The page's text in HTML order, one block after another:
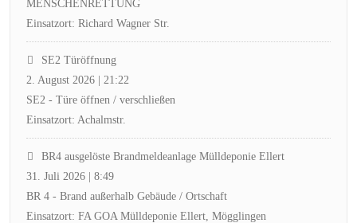
MENSCHENRETTUNG
Einsatzort: Richard Wagner Str.
SE2 Türöffnung
2. August 2026
21:22
SE2 - Türe öffnen / verschließen
Einsatzort: Achalmstr.
BR4 ausgelöste Brandmeldeanlage Mülldeponie Ellert
31. Juli 2026
8:49
BR 4 - Brand außerhalb Gebäude / Ortschaft
Einsatzort: FA GOA Mülldeponie Ellert, Mögglingen